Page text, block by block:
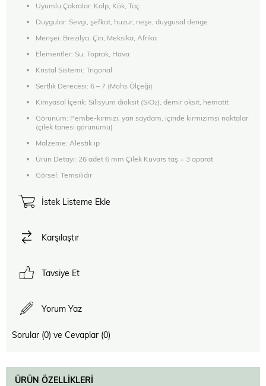
Uyumlu Çakralar: Kalp, Kök, Taç
Duygular: Sevgi, şefkat, huzur, neşe, duygusal denge
Menşei: Brezilya, Çin, Meksika, Afrika
Elementler: Su, Toprak, Hava
Kristal Sistemi: Trigonal
Sertlik Derecesi: 6 – 7 (Mohs Ölçeği)
Kimyasal İçerik: Silisyum dioksit (SiO₂), demir oksit, hematit
Görünüm: Pembe-kırmızı, yarı saydam, içinde kırmızımsı noktalar
(çilek tanesi görünümü)
Malzeme: Alestik ip
Ürün Detayı: 26 adet 6 mm Çilek Kuvars taş + 3 aparat
Görsel: Temsilidir
İstek Listeme Ekle
Karşılaştır
Tavsiye Et
Yorum Yaz
Sorular (0) ve Cevaplar (0)
ÜRÜN ÖZELLIKLERI